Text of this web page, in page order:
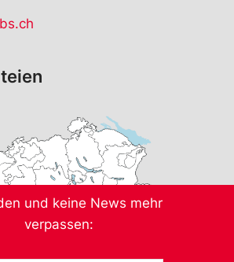
und keine News mehr
verpassen: